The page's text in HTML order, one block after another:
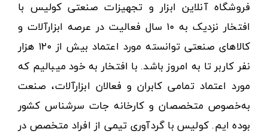
فروشگاه آنلاین ابزار و تجهیزات صنعتی کولیس با
افتخار نزدیک به ۱۰ سال فعالیت در عرصه ابزارآلات و
کالاهای صنعتی توانسته مورد اعتماد بیش از ۱۲۰ هزار
نفر کاربر تا به امروز باشد. با افتخار به خود میبالیم که
مورد اعتماد تمامی کابران و فعالان ابزارآلات، صنعت
به‌خصوص متخصصان و کارخانه جات سرشناس کشور
بوده ایم. کولیس با گردآوری تیمی از افراد متخصص در